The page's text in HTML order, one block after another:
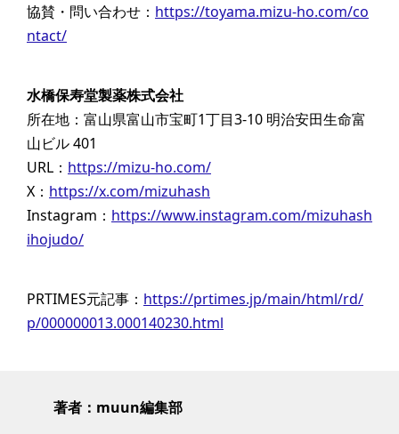
協賛・問い合わせ： https://toyama.mizu-ho.com/co
ntact/
水橋保寿堂製薬株式会社
所在地：富山県富山市宝町1丁目3-10 明治安田生命富
山ビル 401
URL： https://mizu-ho.com/
X： https://x.com/mizuhash
Instagram： https://www.instagram.com/mizuhash
ihojudo/
PRTIMES元記事： https://prtimes.jp/main/html/rd/
p/000000013.000140230.html
著者：muun編集部